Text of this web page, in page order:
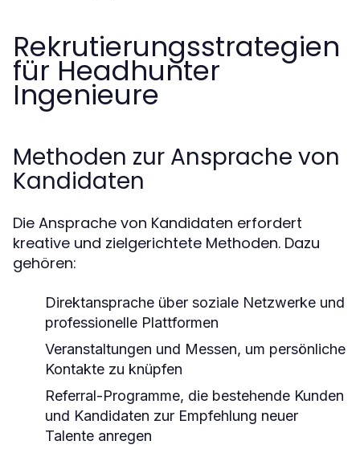
Rekrutierungsstrategien
für Headhunter
Ingenieure
Methoden zur Ansprache von
Kandidaten
Die Ansprache von Kandidaten erfordert
kreative und zielgerichtete Methoden. Dazu
gehören:
Direktansprache über soziale Netzwerke und
professionelle Plattformen
Veranstaltungen und Messen, um persönliche
Kontakte zu knüpfen
Referral-Programme, die bestehende Kunden
und Kandidaten zur Empfehlung neuer
Talente anregen